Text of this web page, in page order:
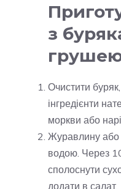
з
Очистити
інгредієнти
моркви або
Журавлину або
водою. Через
сполоснути
додати в салат.